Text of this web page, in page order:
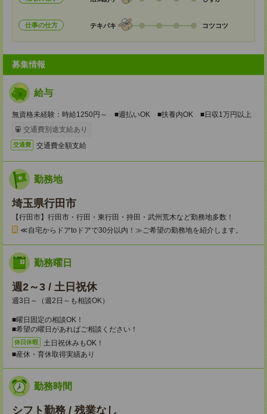
仕事の仕方 テキパキ コツコツ
募集情報
給与
無資格未経験：時給1250円～ ■週払いOK ■扶養内OK ■日収1万円以上
交通費別途支給あり
交通費 交通費全額支給
勤務地
埼玉県行田市
【行田市】行田市・行田・東行田・持田・武州荒木など勤務地多数！
≪自宅からドアtoドアで30分以内！≫ご希望の勤務地を紹介します。
勤務曜日
週2～3 / 土日祝休
週3日～（週2日～も相談OK）
■曜日固定の相談OK！
■希望の曜日があればご相談ください！
休日休暇
土日祝休みもOK！
■産休・育休取得実績あり
勤務時間
シフト勤務 / 残業なし